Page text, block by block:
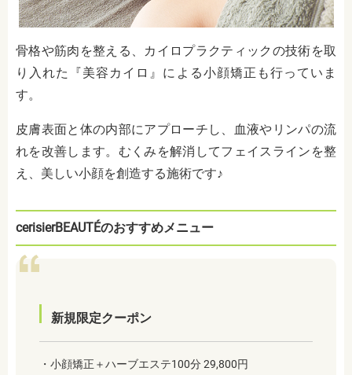
骨格や筋肉を整える、カイロプラクティックの技術を取
り入れた『美容カイロ』による小顔矯正も行っていま
す。
皮膚表面と体の内部にアプローチし、血液やリンパの流
れを改善します。むくみを解消してフェイスラインを整
え、美しい小顔を創造する施術です♪
cerisierBEAUTÉのおすすめメニュー
新規限定クーポン
・小顔矯正＋ハーブエステ100分 29,800円